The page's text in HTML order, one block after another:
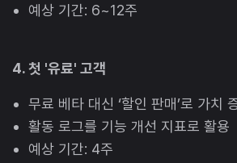
예상 기간: 6~12주
4. 첫 '유료' 고객
무료 베타 대신 ‘할인 판매’로 가치
활동 로그를 기능 개선 지표로 활용
예상 기간: 4주